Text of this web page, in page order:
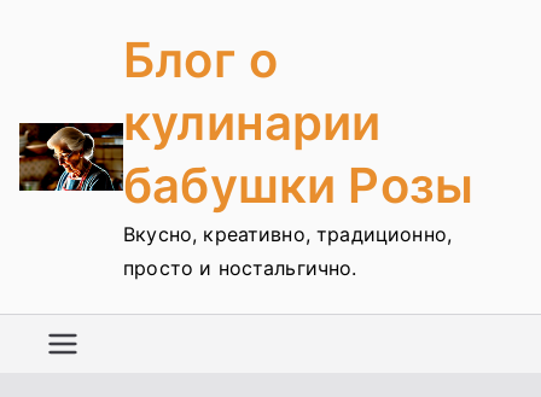
содержимомуБлог о
кулинарии
бабушки Розы
Вкусно, креативно, традиционно,
просто и ностальгично.